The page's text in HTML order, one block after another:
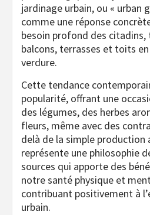
jardinage urbain, ou « urban
comme une réponse
besoin profond des
balcons, terrasses et toits
verdure.
Cette tendance
popularité, offrant une
des légumes, des herbes
fleurs, même avec des
delà de la simple production
représente une philosophie
sources qui apporte des
notre santé physique et
contribuant positivement à
urbain.